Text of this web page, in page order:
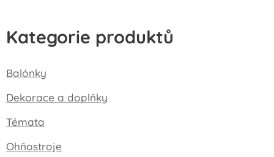
Kategorie produktů
Balónky
Dekorace a doplňky
Témata
Ohňostroje